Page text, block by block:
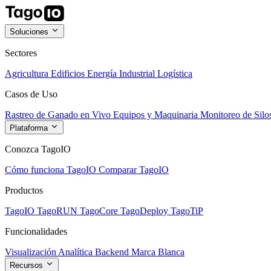
Soluciones
Sectores
Agricultura Edificios Energía Industrial Logística
Casos de Uso
Rastreo de Ganado en Vivo Equipos y Maquinaria Monitoreo de
Plataforma
Conozca TagoIO
Cómo funciona TagoIO Comparar TagoIO
Productos
TagoIO TagoRUN TagoCore TagoDeploy TagoTiP
Funcionalidades
Visualización Analítica Backend Marca Blanca
Recursos